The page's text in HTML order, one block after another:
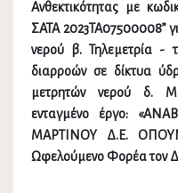
Ανθεκτικότητας με
ΣΑΤΑ 2023ΤΑ07500008”
νερού β. Τηλεμετρία -
διαρροών σε δίκτυα
μετρητών νερού δ.
ενταγμένο έργο:
ΜΑΡΤΙΝΟΥ Δ.Ε.
Ωφελούμενο Φορέα